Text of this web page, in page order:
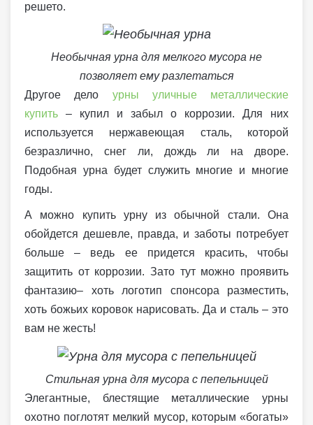
решето.
Необычная урна для мелкого мусора не
позволяет ему разлетаться
Другое дело урны уличные металлические
купить – купил и забыл о коррозии. Для них
используется нержавеющая сталь, которой
безразлично, снег ли, дождь ли на дворе.
Подобная урна будет служить многие и многие
годы.
А можно купить урну из обычной стали. Она
обойдется дешевле, правда, и заботы потребует
больше – ведь ее придется красить, чтобы
защитить от коррозии. Зато тут можно проявить
фантазию– хоть логотип спонсора разместить,
хоть божьих коровок нарисовать. Да и сталь – это
вам не жесть!
Стильная урна для мусора с пепельницей
Элегантные, блестящие металлические урны
охотно поглотят мелкий мусор, которым «богаты»